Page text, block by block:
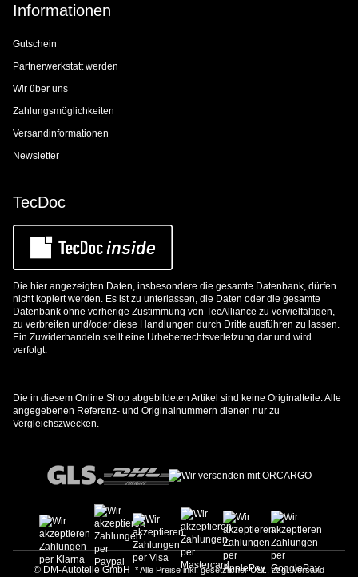
Informationen
Gutschein
Partnerwerkstatt werden
Wir über uns
Zahlungsmöglichkeiten
Versandinformationen
Newsletter
TecDoc
Die hier angezeigten Daten, insbesondere die gesamte Datenbank, dürfen
nicht kopiert werden. Es ist zu unterlassen, die Daten oder die gesamte
Datenbank ohne vorherige Zustimmung von TecAlliance zu vervielfältigen,
zu verbreiten und/oder diese Handlungen durch Dritte ausführen zu lassen.
Ein Zuwiderhandeln stellt eine Urheberrechtsverletzung dar und wird
verfolgt.
Die in diesem Online Shop abgebildeten Artikel sind keine Originalteile. Alle
angegebenen Referenz- und Originalnummern dienen nur zu
Vergleichszwecken.
© DM-Autoteile GmbH * Alle Preise inkl. gesetzlicher USt., zzgl.Versand